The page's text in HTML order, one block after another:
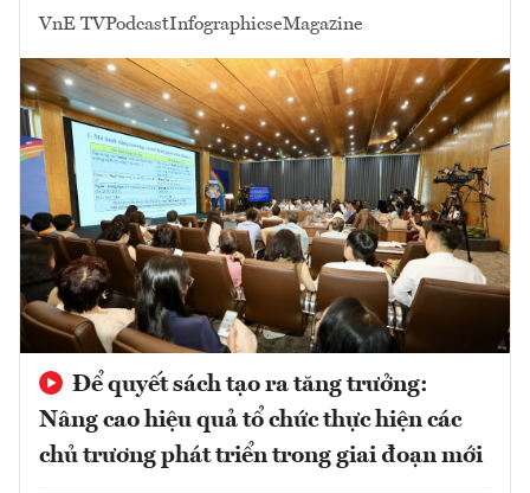
VnE TVPodcastInfographicseMagazine
Để quyết sách tạo ra tăng trưởng:
Nâng cao hiệu quả tổ chức thực hiện các
chủ trương phát triển trong giai đoạn mới